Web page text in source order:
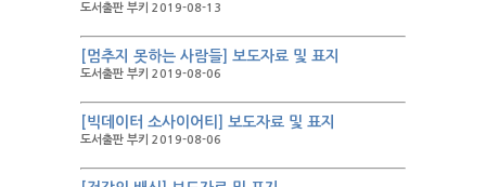
도서출판 부키 2019-08-13
[멈추지 못하는 사람들] 보도자료 및 표지
도서출판 부키 2019-08-06
[빅데이터 소사이어티] 보도자료 및 표지
도서출판 부키 2019-08-06